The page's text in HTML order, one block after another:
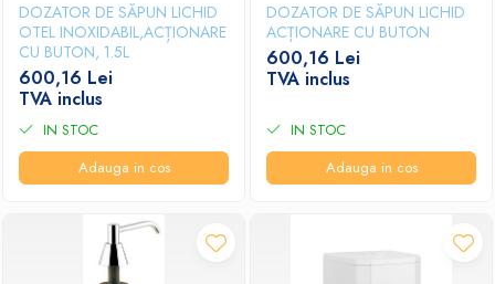
DOZATOR DE SĂPUN LICHID
OTEL INOXIDABIL,ACȚIONARE
CU BUTON, 1.5L
600,16 Lei
TVA inclus
IN STOC
Adauga in cos
DOZATOR DE SĂPUN LICHID
ACȚIONARE CU BUTON
600,16 Lei
TVA inclus
IN STOC
Adauga in cos